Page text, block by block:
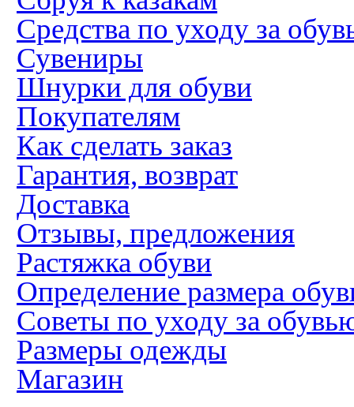
Средства по уходу за
Сувениры
Шнурки для обуви
Покупателям
Как сделать заказ
Гарантия, возврат
Доставка
Отзывы, предложения
Растяжка обуви
Определение размера
Советы по уходу за
Размеры одежды
Магазин